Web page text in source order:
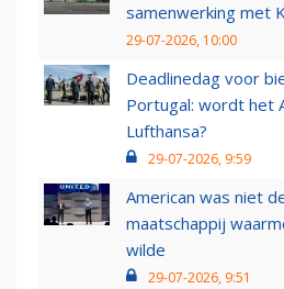
samenwerking met
29-07-2026, 10:00
Deadlinedag voor
Portugal: wordt het
Lufthansa?
29-07-2026, 9:59
American was niet
maatschappij
wilde
29-07-2026, 9:51